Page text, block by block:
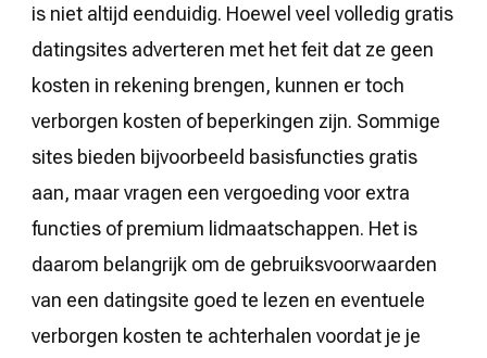
is niet altijd eenduidig. Hoewel veel volledig gratis
datingsites adverteren met het feit dat ze geen
kosten in rekening brengen, kunnen er toch
verborgen kosten of beperkingen zijn. Sommige
sites bieden bijvoorbeeld basisfuncties gratis
aan, maar vragen een vergoeding voor extra
functies of premium lidmaatschappen. Het is
daarom belangrijk om de gebruiksvoorwaarden
van een datingsite goed te lezen en eventuele
verborgen kosten te achterhalen voordat je je